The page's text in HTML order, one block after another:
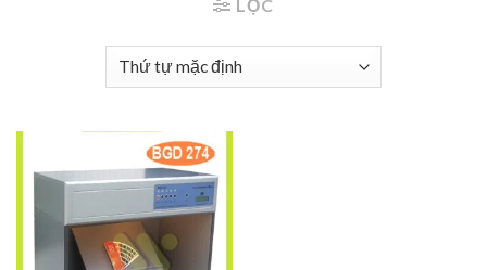
LỌC